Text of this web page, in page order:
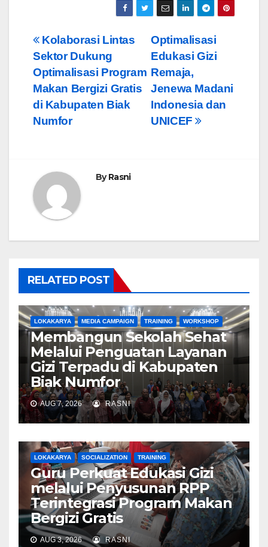
Post
navigation
Optimalisasi
Edukasi Gizi
Remaja,
Jenewa Madani
Indonesia dan
UNICEF
Kolaborasi Lintas
Sektor Dukung
Optimalisasi Program
Makan Bergizi Gratis
di Kabupaten Biak
Numfor
ByRasni
RELATED POST
LOKAKARYA MEDIA CAMPAIGN TRAINING WORKSHOP
Membangun Sekolah Sehat
Melalui Penguatan Layanan
Gizi Terpadu di Kabupaten
Biak Numfor
AUG 7, 2026 RASNI
LOKAKARYA SOCIALIZATION TRAINING
Guru Perkuat Edukasi Gizi
melalui Penyusunan RPP
Terintegrasi Program Makan
Bergizi Gratis
AUG 3, 2026 RASNI